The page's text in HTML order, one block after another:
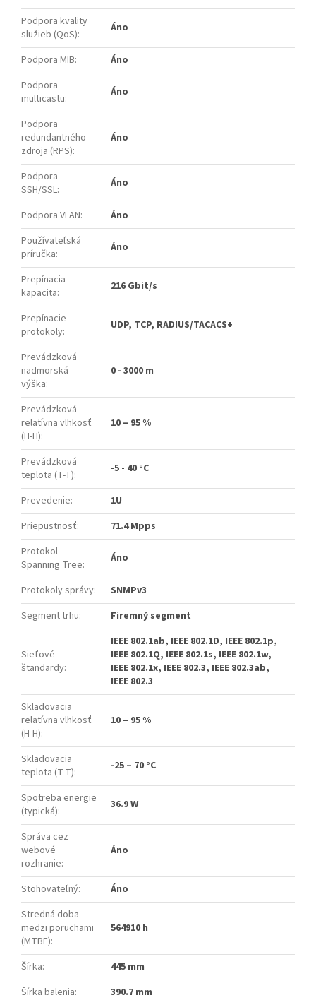
Podpora kvality
služieb (QoS): Áno
Podpora MIB:
Áno
Podpora
multicastu: Áno
Podpora
redundantného
zdroja (RPS):
Áno
Podpora
SSH/SSL: Áno
Podpora VLAN:
Áno
Používateľská
príručka: Áno
Prepínacia
kapacita: 216 Gbit/s
Prepínacie
protokoly: UDP, TCP, RADIUS/TACACS+
Prevádzková
nadmorská
výška:
0 - 3000 m
Prevádzková
relatívna vlhkosť
(H-H):
10 – 95 %
Prevádzková
teplota (T-T): -5 - 40 °C
Prevedenie:
1U
Priepustnosť:
71.4 Mpps
Protokol
Spanning Tree: Áno
Protokoly správy:
SNMPv3
Segment trhu: Firemný segment
Sieťové
štandardy:
IEEE 802.1ab, IEEE 802.1D, IEEE 802.1p,
IEEE 802.1Q, IEEE 802.1s, IEEE 802.1w,
IEEE 802.1x, IEEE 802.3, IEEE 802.3ab,
IEEE 802.3
Skladovacia
relatívna vlhkosť
(H-H):
10 – 95 %
Skladovacia
teplota (T-T): -25 – 70 °C
Spotreba energie
(typická): 36.9 W
Správa cez
webové
rozhranie:
Áno
Stohovateľný:
Áno
Stredná doba
medzi poruchami
(MTBF):
564910 h
Šírka:
445 mm
Šírka balenia:
390.7 mm